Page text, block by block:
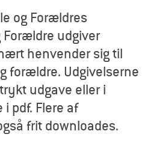
og Forældres
Forældre udgiver
henvender sig til
forældre. Udgivelserne
udgave eller i
pdf. Flere af
frit downloades.